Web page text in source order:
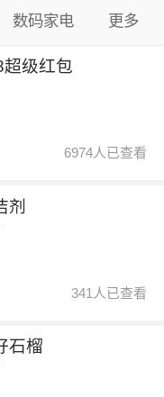
数码家电 更多
级红包
6974人已查看
剂
341人已查看
石榴